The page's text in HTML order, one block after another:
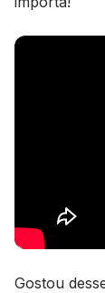
Gostou